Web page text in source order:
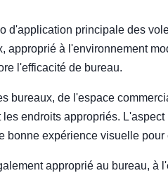
d'application principale des
approprié à l'environnement
l'efficacité de bureau.
bureaux, de l'espace
endroits appropriés.
bonne expérience visuelle pour
approprié au bureau,